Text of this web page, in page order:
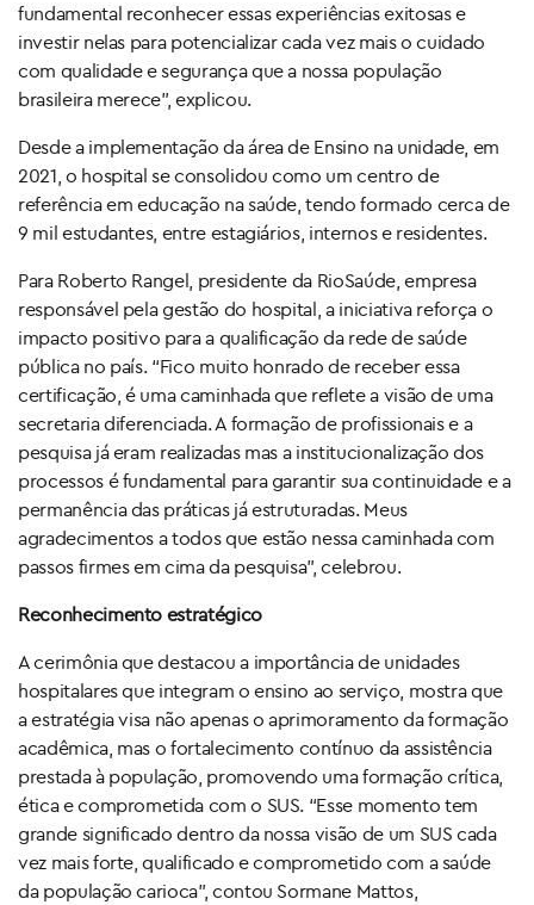
fundamental reconhecer essas experiências exitosas e
investir nelas para potencializar cada vez mais o cuidado
com qualidade e segurança que a nossa população
brasileira merece”, explicou.
Desde a implementação da área de Ensino na unidade, em
2021, o hospital se consolidou como um centro de
referência em educação na saúde, tendo formado cerca de
9 mil estudantes, entre estagiários, internos e residentes.
Para Roberto Rangel, presidente da RioSaúde, empresa
responsável pela gestão do hospital, a iniciativa reforça o
impacto positivo para a qualificação da rede de saúde
pública no país. “Fico muito honrado de receber essa
certificação, é uma caminhada que reflete a visão de uma
secretaria diferenciada. A formação de profissionais e a
pesquisa já eram realizadas mas a institucionalização dos
processos é fundamental para garantir sua continuidade e a
permanência das práticas já estruturadas. Meus
agradecimentos a todos que estão nessa caminhada com
passos firmes em cima da pesquisa”, celebrou.
Reconhecimento estratégico
A cerimônia que destacou a importância de unidades
hospitalares que integram o ensino ao serviço, mostra que
a estratégia visa não apenas o aprimoramento da formação
acadêmica, mas o fortalecimento contínuo da assistência
prestada à população, promovendo uma formação crítica,
ética e comprometida com o SUS. “Esse momento tem
grande significado dentro da nossa visão de um SUS cada
vez mais forte, qualificado e comprometido com a saúde
da população carioca”, contou Sormane Mattos,